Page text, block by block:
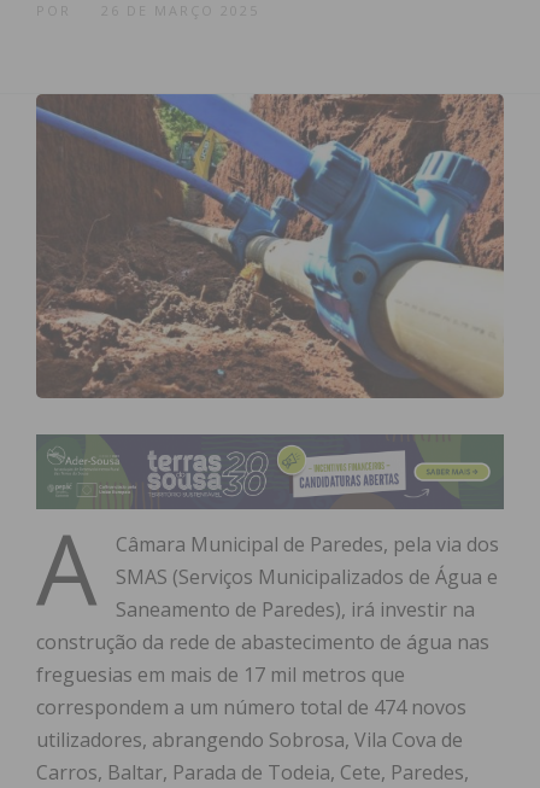
26 DE MARÇO 2025
A
Câmara Municipal de Paredes, pela via dos
SMAS (Serviços Municipalizados de Água e
Saneamento de Paredes), irá investir na
construção da rede de abastecimento de água nas
freguesias em mais de 17 mil metros que
correspondem a um número total de 474 novos
utilizadores, abrangendo Sobrosa, Vila Cova de
Carros, Baltar, Parada de Todeia, Cete, Paredes,